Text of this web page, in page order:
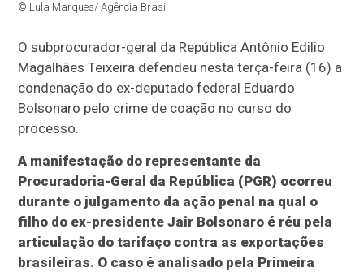
© Lula Marques/ Agência Brasil
O subprocurador-geral da República Antônio Edilio
Magalhães Teixeira defendeu nesta terça-feira (16) a
condenação do ex-deputado federal Eduardo
Bolsonaro pelo crime de coação no curso do
processo.
A manifestação do representante da
Procuradoria-Geral da República (PGR) ocorreu
durante o julgamento da ação penal na qual o
filho do ex-presidente Jair Bolsonaro é réu pela
articulação do tarifaço contra as exportações
brasileiras. O caso é analisado pela Primeira